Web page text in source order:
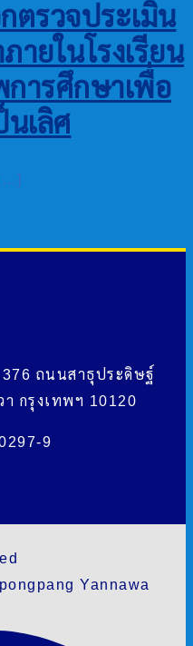
ตรวจประเมิน
ยในโรงเรียน
ารศึกษาเพื่อ
นเลิศ
376 ถนนสาธุประดิษฐ์
กรุงเทพฯ 10120
9
Yannawa